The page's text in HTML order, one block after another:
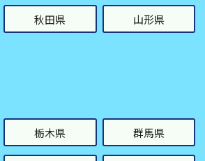
秋田県 山形県
栃木県 群馬県